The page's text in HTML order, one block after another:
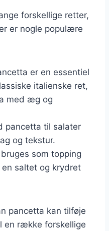
forskellige retter,
er nogle populære
er en essentiel
italienske ret,
med æg og
pancetta til salater
og tekstur.
som topping
saltet og krydret
pancetta kan tilføje
en række forskellige